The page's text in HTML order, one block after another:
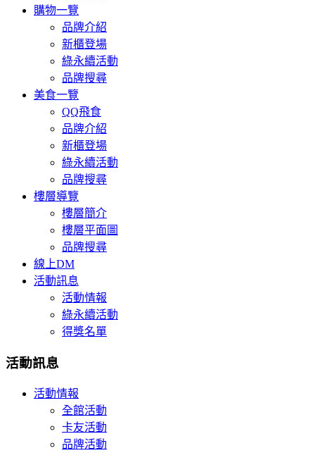
購物一覽
品牌介紹
新櫃登場
綠永續活動
品牌搜尋
美食一覽
QQ飛食
品牌介紹
新櫃登場
綠永續活動
品牌搜尋
樓層導覽
樓層簡介
樓層平面圖
品牌搜尋
線上DM
活動訊息
活動情報
綠永續活動
得獎名單
活動訊息
活動情報
全館活動
卡友活動
品牌活動